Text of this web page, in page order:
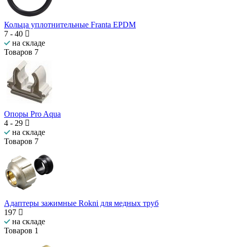
Кольца уплотнительные Franta EPDM
7 - 40
на складе
Товаров 7
Опоры Pro Aqua
4 - 29
на складе
Товаров 7
Адаптеры зажимные Rokni для медных труб
197
на складе
Товаров 1